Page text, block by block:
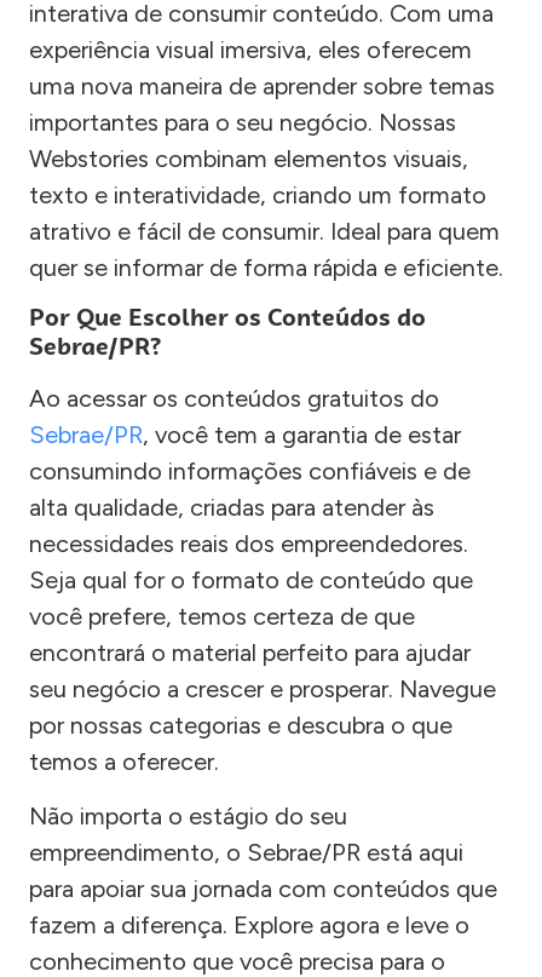
interativa de consumir conteúdo. Com uma
experiência visual imersiva, eles oferecem
uma nova maneira de aprender sobre temas
importantes para o seu negócio. Nossas
Webstories combinam elementos visuais,
texto e interatividade, criando um formato
atrativo e fácil de consumir. Ideal para quem
quer se informar de forma rápida e eficiente.
Por Que Escolher os Conteúdos do
Sebrae/PR?
Ao acessar os conteúdos gratuitos do
Sebrae/PR, você tem a garantia de estar
consumindo informações confiáveis e de
alta qualidade, criadas para atender às
necessidades reais dos empreendedores.
Seja qual for o formato de conteúdo que
você prefere, temos certeza de que
encontrará o material perfeito para ajudar
seu negócio a crescer e prosperar. Navegue
por nossas categorias e descubra o que
temos a oferecer.
Não importa o estágio do seu
empreendimento, o Sebrae/PR está aqui
para apoiar sua jornada com conteúdos que
fazem a diferença. Explore agora e leve o
conhecimento que você precisa para o